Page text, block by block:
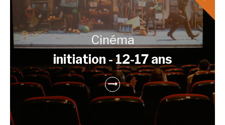
Cinéma
initiation - 12-17 ans